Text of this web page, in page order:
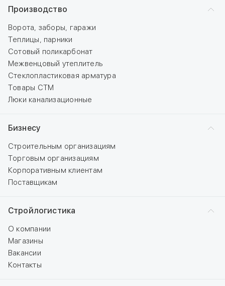
Производство
Ворота, заборы, гаражи
Теплицы, парники
Сотовый поликарбонат
Межвенцовый утеплитель
Стеклопластиковая арматура
Товары СТМ
Люки канализационные
Бизнесу
Строительным организациям
Торговым организациям
Корпоративным клиентам
Поставщикам
Стройлогистика
О компании
Магазины
Вакансии
Контакты